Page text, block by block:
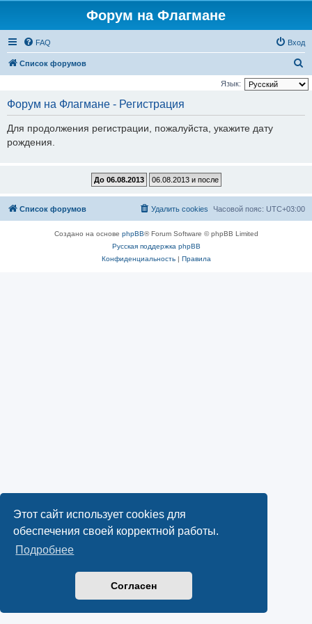
Этот сайт использует cookies для
обеспечения своей корректной работы.
Подробнее
Согласен
Форум на Флагмане
FAQ Вход
Список форумов
о
Язык:
Форум на Флагмане - Регистрация
Для продолжения регистрации, пожалуйста, укажите дату
рождения.
Список форумов Часовой пояс: UTC+03:00
Удалить cookies
Создано на основе phpBB® Forum Software © phpBB Limited
Русская поддержка phpBB
Конфиденциальность| Правила